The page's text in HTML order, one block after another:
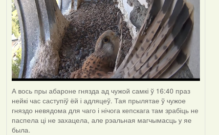
А вось пры абароне гнязда ад чужой самкі ў 16:40 праз
нейкі час саступіў ёй і адляцеў. Тая прылятае ў чужое
гняздо невядома для чаго і нічога кепскага там зрабіць не
паспела ці не захацела, але рэальная магчымасць у яе
была.